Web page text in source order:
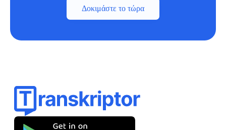
Δοκιμάστε το τώρα